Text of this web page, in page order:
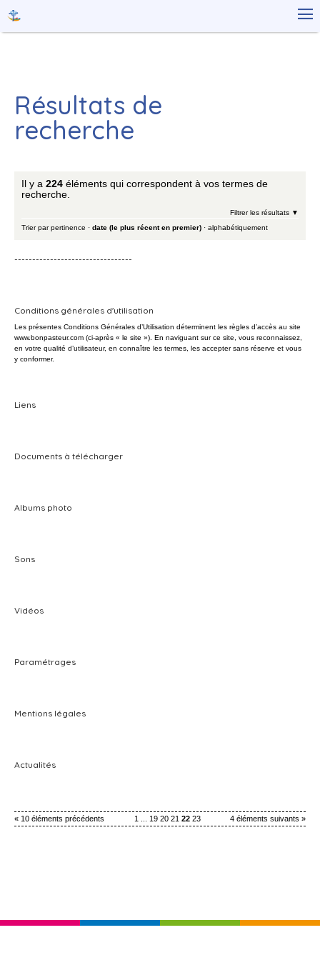
contenu.
Aller
personnels

Résultats de
recherche
Il y a 224 éléments qui correspondent à vos termes de
recherche.
Filtrer les résultats
Trier par pertinence · date (le plus récent en premier) · alphabétiquement
---------------------------------
Conditions générales d'utilisation
Les présentes Conditions Générales d’Utilisation déterminent les règles d’accès au site
www.bonpasteur.com (ci-après « le site »). En naviguant sur ce site, vous reconnaissez,
en votre qualité d’utilisateur, en connaître les termes, les accepter sans réserve et vous
y conformer.
Liens
Documents à télécharger
Albums photo
Sons
Vidéos
Paramétrages
Mentions légales
Actualités
« 10 éléments précédents 4 éléments suivants »
1 19 20 21 22 23